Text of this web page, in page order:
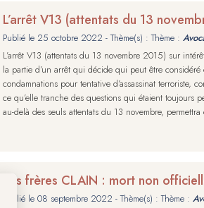
L’arrêt V13 (attentats du 13
Publié le 25 octobre 2022 - Thème(s) : Thème :
L’arrêt V13 (attentats du 13 novembre 2015) sur
la partie d’un arrêt qui décide qui peut être
condamnations pour tentative d’assassinat terroriste,
ce qu’elle tranche des questions qui étaient toujours
au-delà des seuls attentats du 13 novembre,
Les frères CLAIN : mort non
Publié le 08 septembre 2022 - Thème(s) : Thème :